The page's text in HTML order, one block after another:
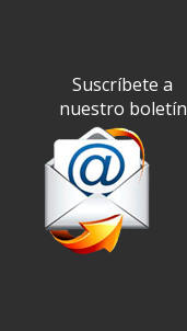
Suscríbete a
nuestro boletín